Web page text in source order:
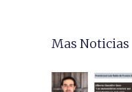
Mas Noticias